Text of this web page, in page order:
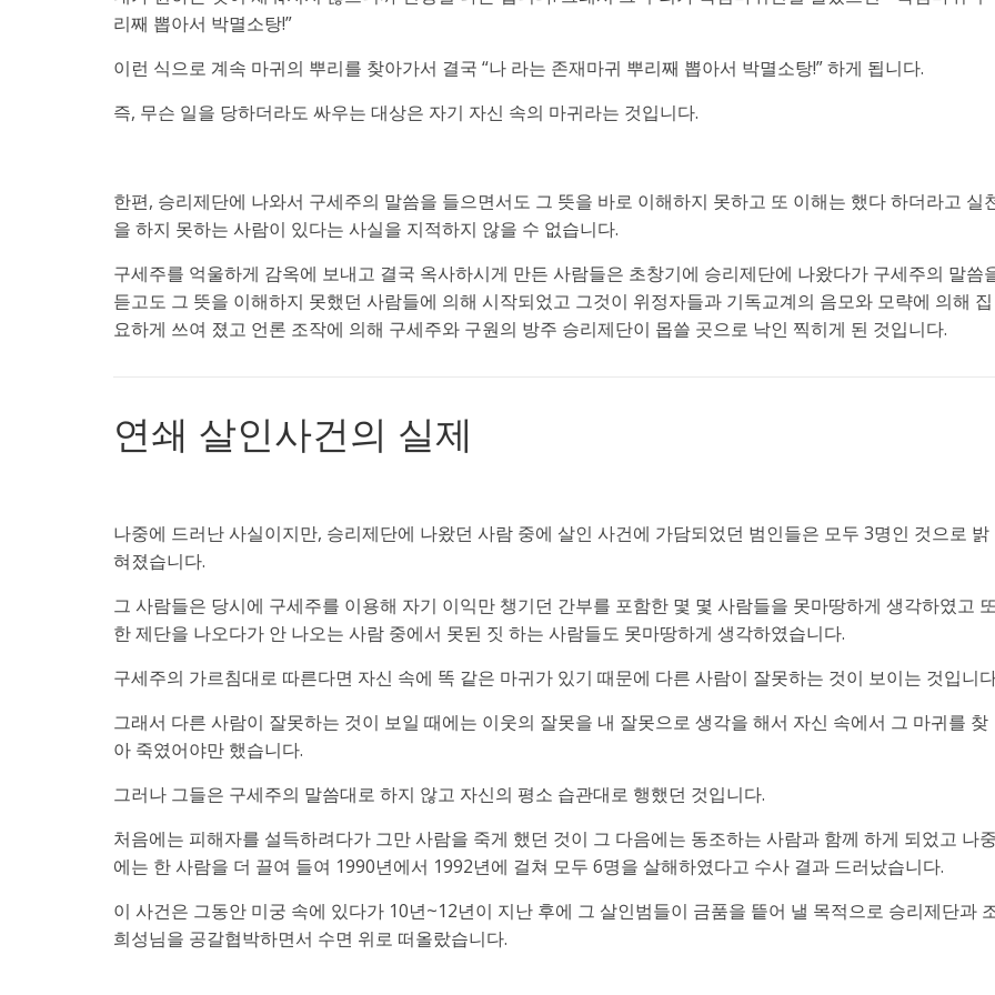
리째 뽑아서 박멸소탕!”
이런 식으로 계속 마귀의 뿌리를 찾아가서 결국 “나 라는 존재마귀 뿌리째 뽑아서 박멸소탕!” 하게 됩니다.
즉, 무슨 일을 당하더라도 싸우는 대상은 자기 자신 속의 마귀라는 것입니다.
한편, 승리제단에 나와서 구세주의 말씀을 들으면서도 그 뜻을 바로 이해하지 못하고 또 이해는 했다 하더라고 실
을 하지 못하는 사람이 있다는 사실을 지적하지 않을 수 없습니다.
구세주를 억울하게 감옥에 보내고 결국 옥사하시게 만든 사람들은 초창기에 승리제단에 나왔다가 구세주의 말씀
듣고도 그 뜻을 이해하지 못했던 사람들에 의해 시작되었고 그것이 위정자들과 기독교계의 음모와 모략에 의해 집
요하게 쓰여 졌고 언론 조작에 의해 구세주와 구원의 방주 승리제단이 몹쓸 곳으로 낙인 찍히게 된 것입니다.
연쇄 살인사건의 실제
나중에 드러난 사실이지만, 승리제단에 나왔던 사람 중에 살인 사건에 가담되었던 범인들은 모두 3명인 것으로 밝
혀졌습니다.
그 사람들은 당시에 구세주를 이용해 자기 이익만 챙기던 간부를 포함한 몇 몇 사람들을 못마땅하게 생각하였고
한 제단을 나오다가 안 나오는 사람 중에서 못된 짓 하는 사람들도 못마땅하게 생각하였습니다.
구세주의 가르침대로 따른다면 자신 속에 똑 같은 마귀가 있기 때문에 다른 사람이 잘못하는 것이 보이는 것입니
그래서 다른 사람이 잘못하는 것이 보일 때에는 이웃의 잘못을 내 잘못으로 생각을 해서 자신 속에서 그 마귀를 찾
아 죽였어야만 했습니다.
그러나 그들은 구세주의 말씀대로 하지 않고 자신의 평소 습관대로 행했던 것입니다.
처음에는 피해자를 설득하려다가 그만 사람을 죽게 했던 것이 그 다음에는 동조하는 사람과 함께 하게 되었고 나
에는 한 사람을 더 끌여 들여 1990년에서 1992년에 걸쳐 모두 6명을 살해하였다고 수사 결과 드러났습니다.
이 사건은 그동안 미궁 속에 있다가 10년~12년이 지난 후에 그 살인범들이 금품을 띁어 낼 목적으로 승리제단과
희성님을 공갈협박하면서 수면 위로 떠올랐습니다.